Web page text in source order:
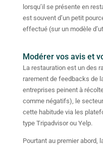
lorsqu’il se présente en
est souvent d’un petit
effectué (sur un modèle
Modérer vos avis et
La restauration est un des
rarement de feedbacks de
entreprises peinent à
comme négatifs), le
cette habitude via les
type Tripadvisor ou Yelp.
Pourtant au premier abord,